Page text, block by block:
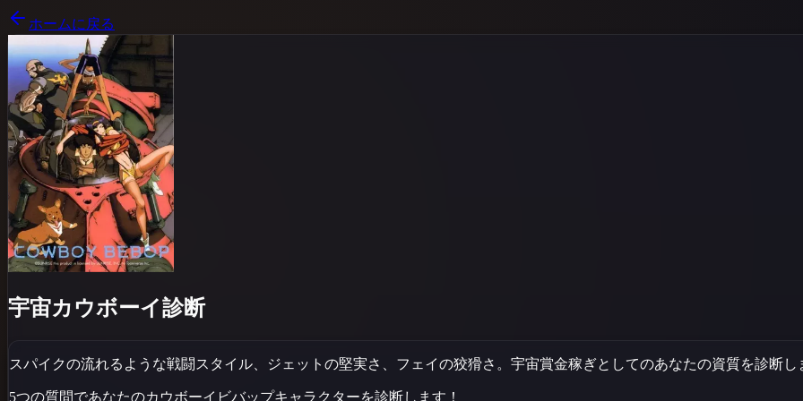
ホームに戻る
宇宙カウボーイ診断
スパイクの流れるような戦闘スタイル、ジェットの堅実さ、フェイの狡猾さ。宇宙賞金稼ぎとしてのあなたの資質を診断し
5つの質問であなたのカウボーイビバップキャラクターを診断します！